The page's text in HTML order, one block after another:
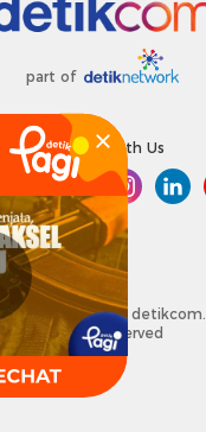
part of
Connect With Us
Copyright @ 2026 detikcom.
All right reserved